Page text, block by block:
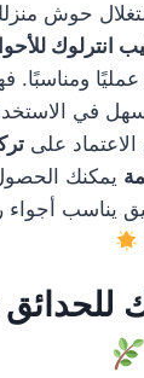
حوش
انترلوك
عمليًا ومناسبًا.
في
على
يمكنك
يناسب